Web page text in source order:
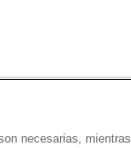
necesarias, mientras